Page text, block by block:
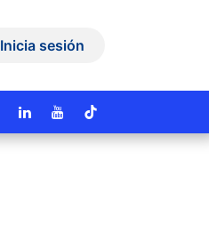
Quiniela
Inicia sesión